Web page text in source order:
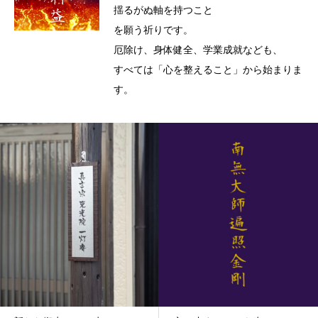
揺るがぬ軸を持つこと
を願う祈りです。
厄除け、身体健全、学業成就なども、
すべては「心を整えること」から始まりま
す。